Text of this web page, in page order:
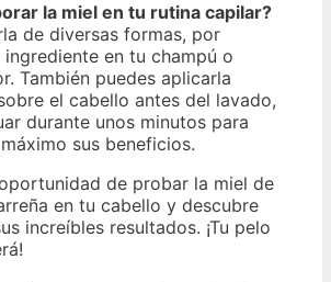
la miel en tu rutina capilar?
de diversas formas, por
en tu champú o
También puedes aplicarla
el cabello antes del lavado,
durante unos minutos para
sus beneficios.
de probar la miel de
en tu cabello y descubre
increíbles resultados. ¡Tu pelo